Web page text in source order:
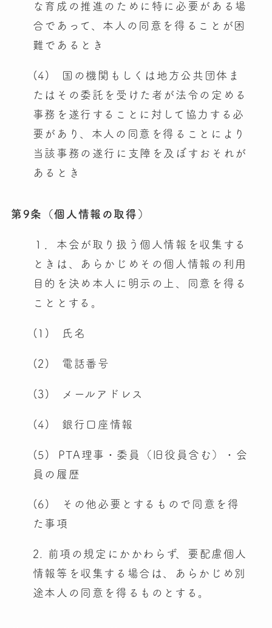
な育成の推進のために特に必要がある場
合であって、本人の同意を得ることが困
難であるとき
(4) 国の機関もしくは地方公共団体ま
たはその委託を受けた者が法令の定める
事務を遂行することに対して協力する必
要があり、本人の同意を得ることにより
当該事務の遂行に支障を及ぼすおそれが
あるとき
第9条（個人情報の取得）
１．本会が取り扱う個人情報を収集する
ときは、あらかじめその個人情報の利用
目的を決め本人に明示の上、同意を得る
こととする。
(1) 氏名
(2) 電話番号
(3) メールアドレス
(4) 銀行口座情報
(5) PTA理事・委員（旧役員含む）・会
員の履歴
(6) その他必要とするもので同意を得
た事項
2. 前項の規定にかかわらず、要配慮個人
情報等を収集する場合は、あらかじめ別
途本人の同意を得るものとする。